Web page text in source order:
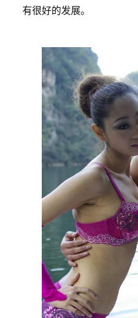
有很好的发展。